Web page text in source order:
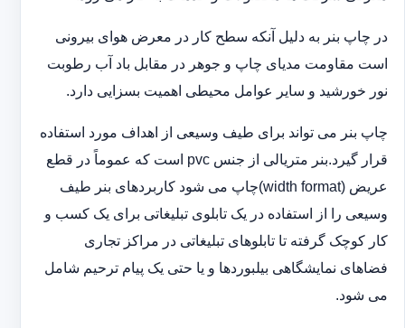
در چاپ بنر به دلیل آنکه سطح کار در معرض هوای بیرونی
است مقاومت مدیای چاپ و جوهر در مقابل باد آب رطوبت
نور خورشید و سایر عوامل محیطی اهمیت بسزایی دارد.
چاپ بنر می تواند برای طیف وسیعی از اهداف مورد استفاده
قرار گیرد.بنر متریالی از جنس pvc است که عموماً در قطع
عریض (width format)چاپ می شود کاربردهای بنر طیف
وسیعی را از استفاده در یک تابلوی تبلیغاتی برای یک کسب و
کار کوچک گرفته تا تابلوهای تبلیغاتی در مراکز تجاری
فضاهای نمایشگاهی بیلبوردها و یا حتی یک پیام ترحیم شامل
می شود.